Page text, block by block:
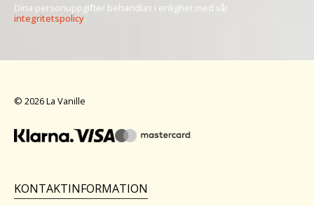
Dina personuppgifter behandlas i enlighet med vår
integritetspolicy.
© 2026 La Vanille
KONTAKTINFORMATION